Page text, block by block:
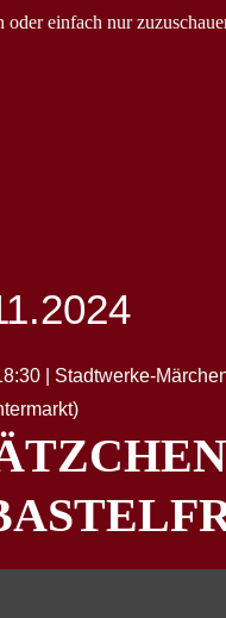
oder einfach nur
| Stadtwerke-